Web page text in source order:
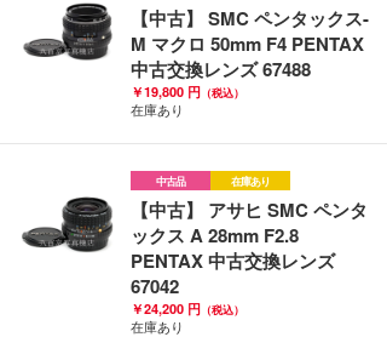
【中古】 SMC ペンタックス-
M マクロ 50mm F4 PENTAX
中古交換レンズ 67488
￥19,800 円 （税込）
在庫あり
中古品 在庫あり
【中古】 アサヒ SMC ペンタ
ックス A 28mm F2.8
PENTAX 中古交換レンズ
67042
￥24,200 円 （税込）
在庫あり